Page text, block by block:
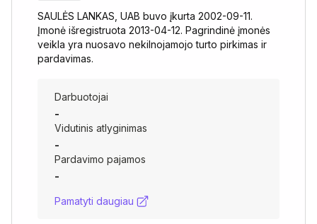
SAULĖS LANKAS, UAB buvo įkurta 2002-09-11.
Įmonė išregistruota 2013-04-12. Pagrindinė įmonės
veikla yra nuosavo nekilnojamojo turto pirkimas ir
pardavimas.
Darbuotojai
-
Vidutinis atlyginimas
-
Pardavimo pajamos
-
Pamatyti daugiau